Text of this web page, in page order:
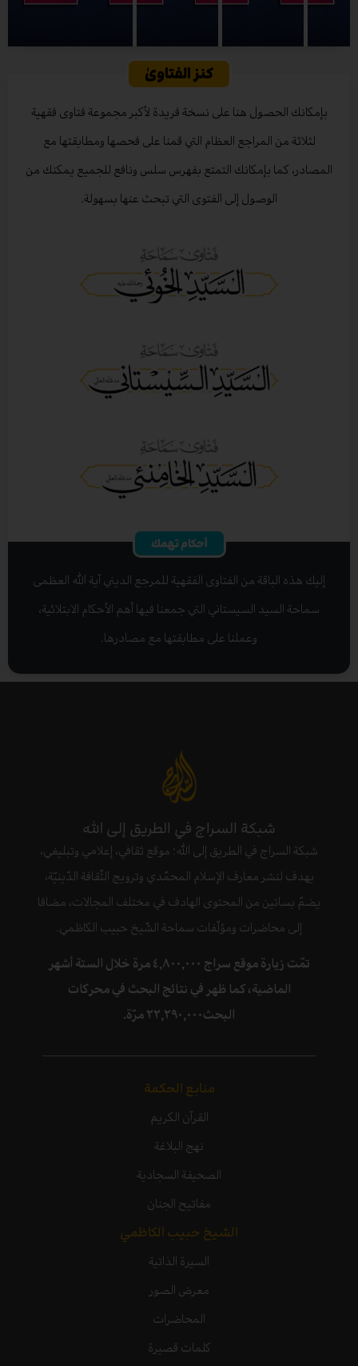
كنز الفتاوىٰ
بإمكانك الحصول هنا على نسخة فريدة لأكبر مجموعة فتاوى فقهية
لثلاثة من المراجع العظام التي قمنا على فحصها ومطابقتها مع
المصادر، كما بإمكانك التمتع بفهرس سلس ونافع للجميع يمكنك من
الوصول إلى الفتوى التي تبحث عنها بسهولة.
أحكام تهمك
إليك هذه الباقة من الفتاوى الفقهية للمرجع الديني آية الله العظمى
سماحة السيد السيستاني التي جمعنا فيها أهم الأحكام الابتلائية،
وعملنا على مطابقتها مع مصادرها.
شبكة السراج في الطريق إلى الله
شبكة السراج في الطريق إلى الله؛ موقع ثقافي، إعلامي وتبليغي،
يهدف لنشر معارف الإسلام المحمّدي وترويج الثّقافة الدّينيّة،
يضمّ بساتين من المحتوى الهادف في مختلف المجالات، مضافا
إلى محاضرات ومؤلّفات سماحة الشّيخ حبيب الكاظمي.
تمّت زيارة موقع سراج ٤,٨٠٠,٠٠٠ مرة خلال الستة أشهر
الماضية، كما ظهر في نتائج البحث في محركات
البحث٢٢,٢٩٠,٠٠٠ مرّة.
منابع الحكمة
القرآن الكريم
نهج البلاغة
الصحيفة السجادية
مفاتيح الجنان
الشيخ حبيب الكاظمي
السيرة الذاتية
معرض الصور
المحاضرات
كلمات قصيرة